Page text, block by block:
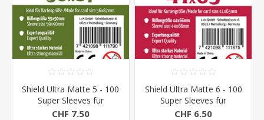
Shield Ultra Matte 5 - 100
Super Sleeves für
Kartengrösse 56 x 87
CHF 7.50
Shield Ultra Matte 6 - 100
Super Sleeves für
Kartengrösse 41 x 63
CHF 6.50